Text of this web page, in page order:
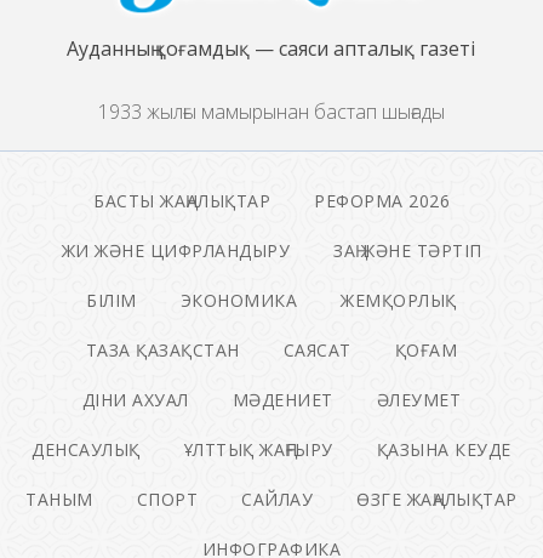
Ауданның қоғамдық — саяси апталық газеті
1933 жылғы мамырынан бастап шығады
БАСТЫ ЖАҢАЛЫҚТАР РЕФОРМА 2026
ЖИ ЖӘНЕ ЦИФРЛАНДЫРУ ЗАҢ ЖӘНЕ ТӘРТІП
БІЛІМ ЭКОНОМИКА ЖЕМҚОРЛЫҚ
ТАЗА ҚАЗАҚСТАН САЯСАТ ҚОҒАМ
ДІНИ АХУАЛ МӘДЕНИЕТ ӘЛЕУМЕТ
ДЕНСАУЛЫҚ ҰЛТТЫҚ ЖАҢҒЫРУ ҚАЗЫНА КЕУДЕ
ТАНЫМ СПОРТ САЙЛАУ ӨЗГЕ ЖАҢАЛЫҚТАР
ИНФОГРАФИКА